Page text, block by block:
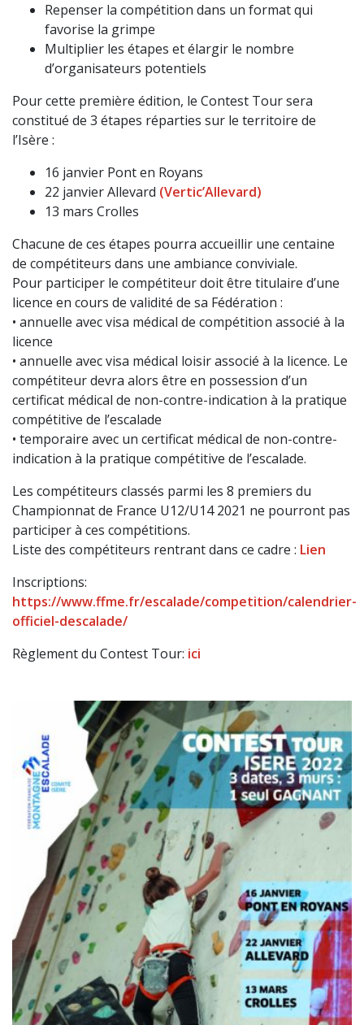
Repenser la compétition dans un format qui
favorise la grimpe
Multiplier les étapes et élargir le nombre
d’organisateurs potentiels
Pour cette première édition, le Contest Tour sera
constitué de 3 étapes réparties sur le territoire de
l’Isère :
16 janvier Pont en Royans
22 janvier Allevard (Vertic’Allevard)
13 mars Crolles
Chacune de ces étapes pourra accueillir une centaine
de compétiteurs dans une ambiance conviviale.
Pour participer le compétiteur doit être titulaire d’une
licence en cours de validité de sa Fédération :
• annuelle avec visa médical de compétition associé à la
licence
• annuelle avec visa médical loisir associé à la licence. Le
compétiteur devra alors être en possession d’un
certificat médical de non-contre-indication à la pratique
compétitive de l’escalade
• temporaire avec un certificat médical de non-contre-
indication à la pratique compétitive de l’escalade.
Les compétiteurs classés parmi les 8 premiers du
Championnat de France U12/U14 2021 ne pourront pas
participer à ces compétitions.
Liste des compétiteurs rentrant dans ce cadre : Lien
Inscriptions:
https://www.ffme.fr/escalade/competition/calendrier-
officiel-descalade/
Règlement du Contest Tour: ici